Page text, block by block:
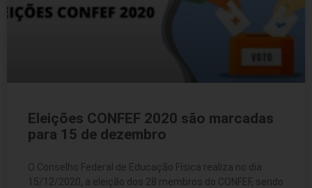
Eleições CONFEF 2020 são marcadas
para 15 de dezembro
O Conselho Federal de Educação Física realiza no dia
15/12/2020, a eleição dos 28 membros do CONFEF, sendo